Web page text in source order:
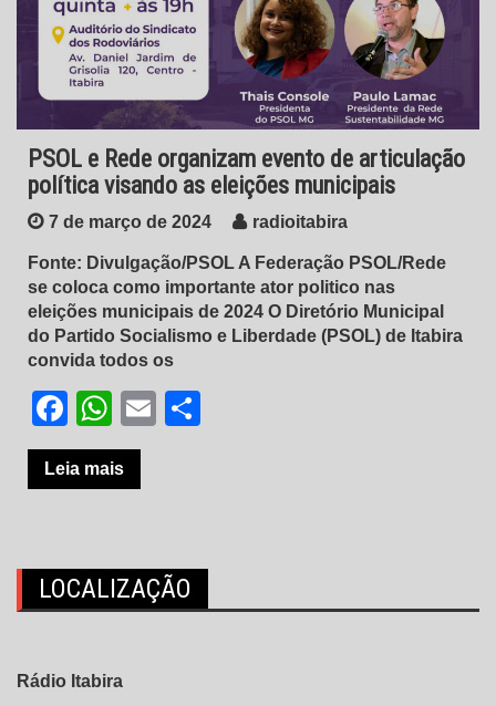
PSOL e Rede organizam evento de articulação
política visando as eleições municipais
7 de março de 2024 radioitabira
Fonte: Divulgação/PSOL A Federação PSOL/Rede
se coloca como importante ator politico nas
eleições municipais de 2024 O Diretório Municipal
do Partido Socialismo e Liberdade (PSOL) de Itabira
convida todos os
Facebook
WhatsApp
Email
Leia mais
LOCALIZAÇÃO
Rádio Itabira